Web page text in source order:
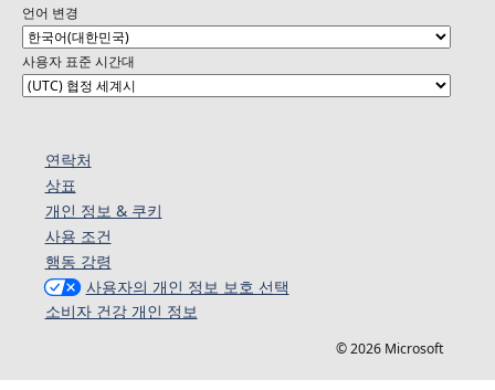
언어 변경
사용자 표준 시간대
연락처
상표
개인 정보 & 쿠키
사용 조건
행동 강령
사용자의 개인 정보 보호 선택
소비자 건강 개인 정보
© 2026 Microsoft